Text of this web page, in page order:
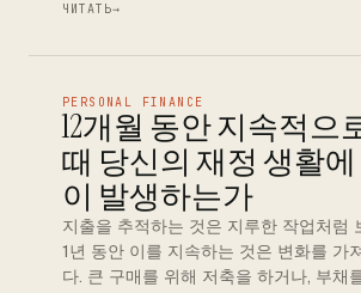
ЧИТАТЬ→
PERSONAL FINANCE
12개월 동안 지속적으
때 당신의 재정 생활에
이 발생하는가
지출을 추적하는 것은 지루한 작업처럼
1년 동안 이를 지속하는 것은 변화를 가
다. 큰 구매를 위해 저축을 하거나, 부채